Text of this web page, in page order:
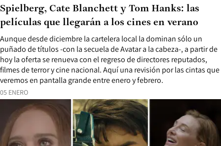
05 ENERO
Aunque desde diciembre la cartelera local la dominan sólo un
puñado de títulos -con la secuela de Avatar a la cabeza-, a partir de
hoy la oferta se renueva con el regreso de directores reputados,
filmes de terror y cine nacional. Aquí una revisión por las cintas que
veremos en pantalla grande entre enero y febrero.
Spielberg, Cate Blanchett y Tom Hanks: las
películas que llegarán a los cines en verano